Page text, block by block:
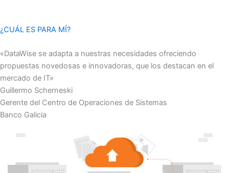
¿CUÁL ES PARA MÍ?
«DataWise se adapta a nuestras necesidades ofreciendo
propuestas novedosas e innovadoras, que los destacan en el
mercado de IT»
Guillermo Scherneski
Gerente del Centro de Operaciones de Sistemas
Banco Galicia